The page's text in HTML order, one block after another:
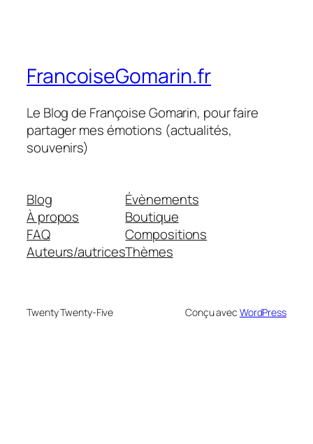
FrancoiseGomarin.fr
Le Blog de Françoise Gomarin, pour faire
partager mes émotions (actualités,
souvenirs)
Blog
À propos
FAQ
Auteurs/autrices
Évènements
Boutique
Compositions
Thèmes
Twenty Twenty-Five Conçu avec WordPress